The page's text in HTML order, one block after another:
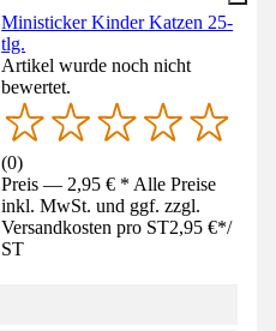
Ministicker Kinder Katzen 25-
tlg.
Artikel wurde noch nicht
bewertet.
(0)
Preis — 2,95 € * Alle Preise
inkl. MwSt. und ggf. zzgl.
Versandkosten pro ST2,95 €*/
ST